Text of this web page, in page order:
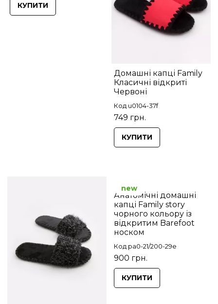
КУПИТИ
Домашні капці Family
Класичні відкриті
Червоні
Код u0104-37f
749 грн.
КУПИТИ
Анатомічні домашні
капці Family story
чорного кольору із
відкритим Barefoot
носком
Код pa0-21/200-29e
900 грн.
new
КУПИТИ